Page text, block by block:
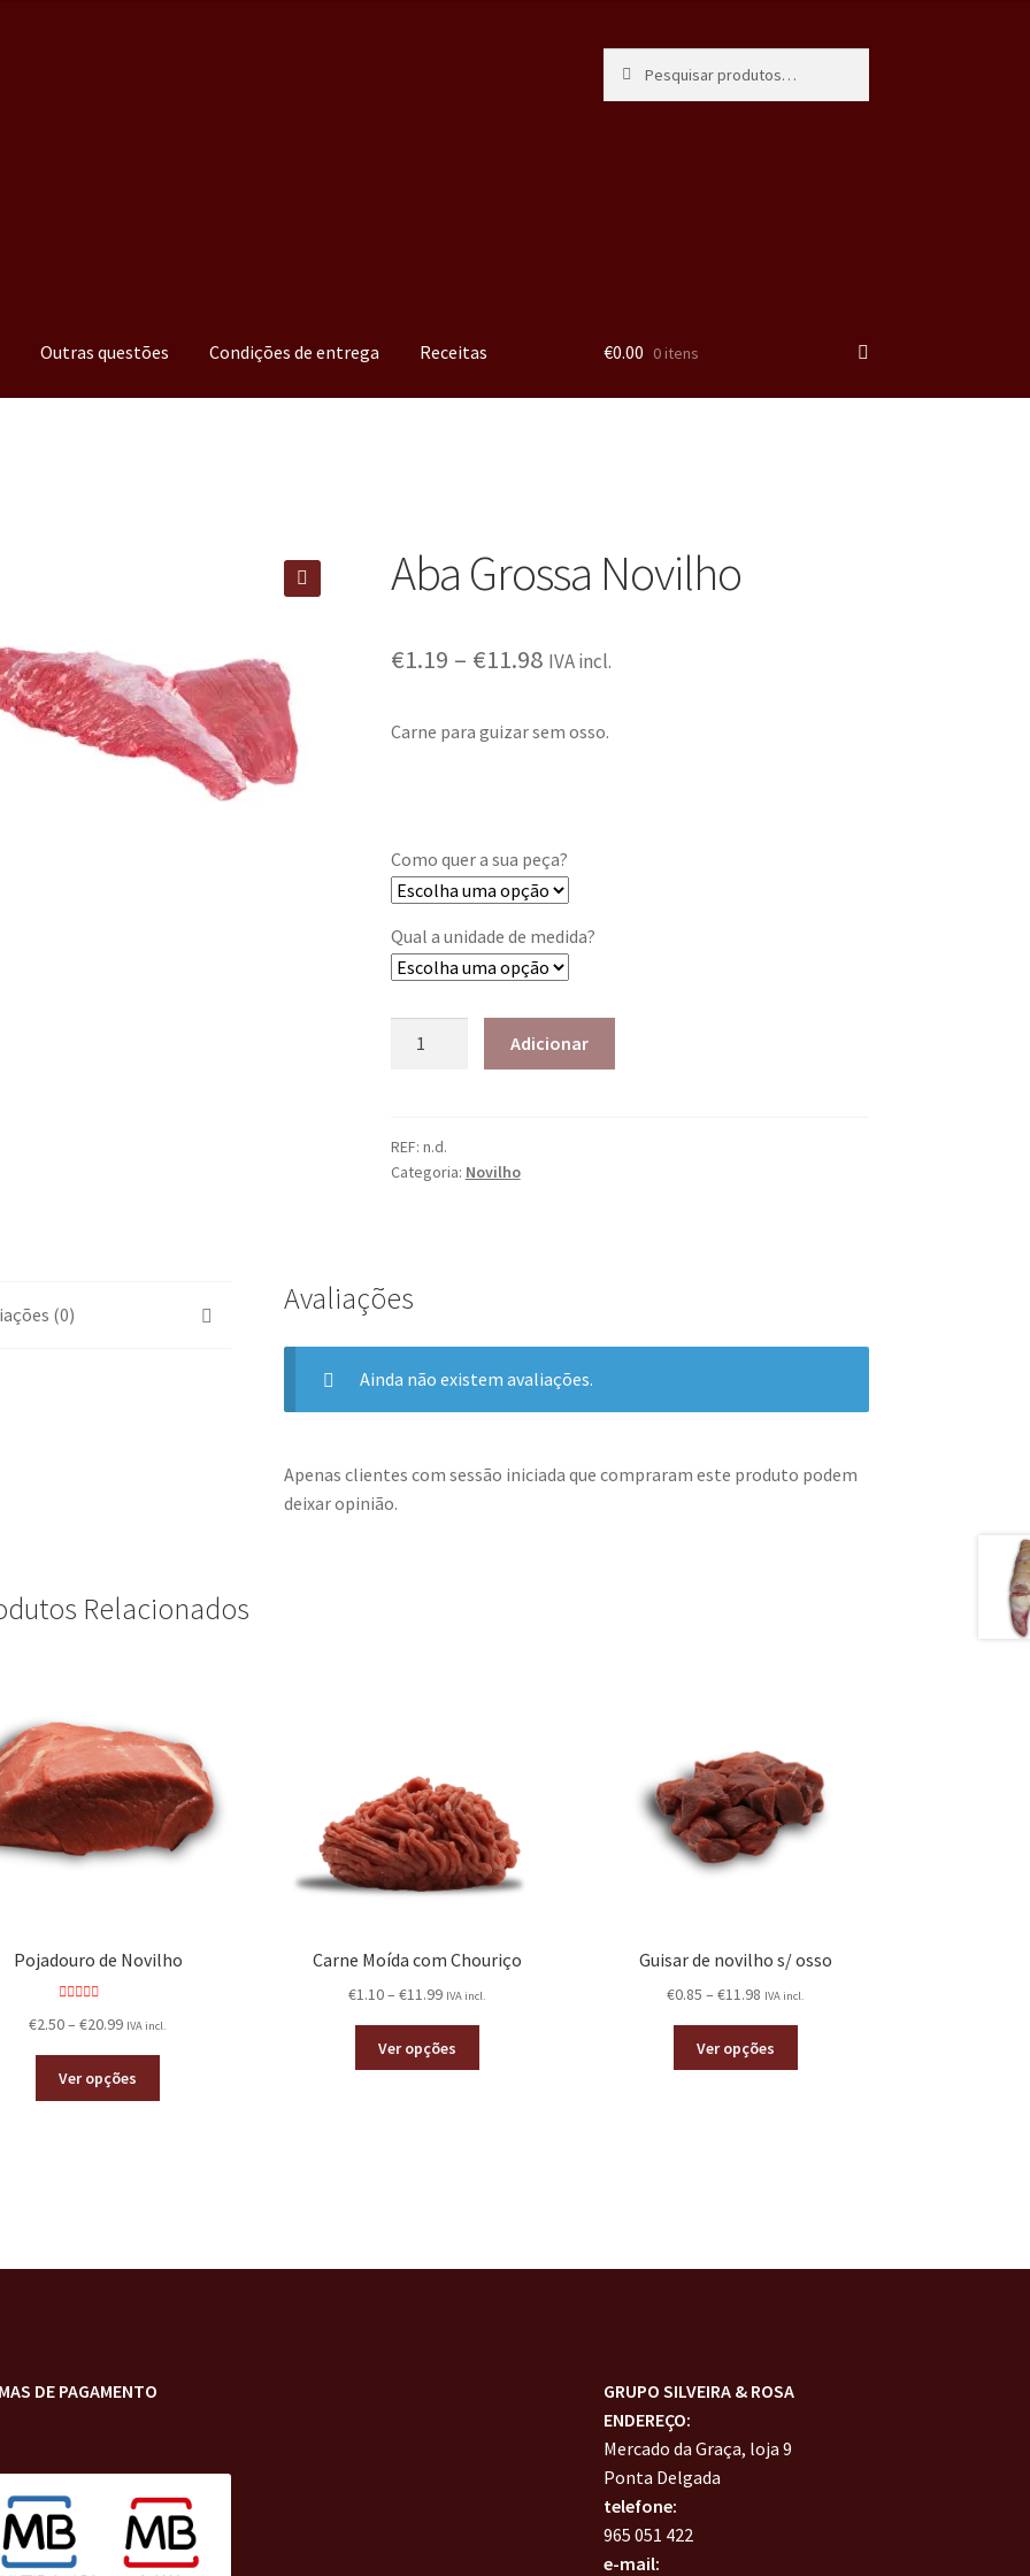
Outras questões Condições de entrega Receitas €0.00 0 itens
Aba Grossa Novilho
€1.19 – €11.98 IVA incl.
Carne para guizar sem osso.
Como quer a sua peça?
Qual a unidade de medida?
Adicionar
REF: n.d.
Categoria: Novilho
(0) Avaliações
Ainda não existem avaliações.
Apenas clientes com sessão iniciada que compraram este produto podem
deixar opinião.
Relacionados
Pojadouro de Novilho
4.00de 5
€2.50– €20.99 IVA incl.
Ver opções
Carne Moída com Chouriço
€1.10– €11.99 IVA incl.
Ver opções
Guisar de novilho s/ osso
€0.85 – €11.98 IVA incl.
Ver opções
DE PAGAMENTO
GRUPO SILVEIRA & ROSA
ENDEREÇO:
Mercado da Graça, loja 9
Ponta Delgada
telefone:
965 051 422
e-mail: